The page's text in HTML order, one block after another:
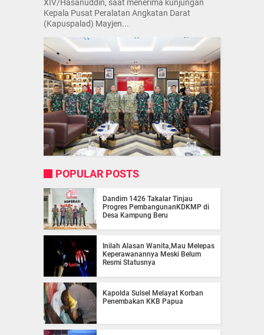
XIV/Hasanuddin, saat menerima kunjungan
Kepala Pusat Peralatan Angkatan Darat
(Kapuspalad) Mayjen...
POPULAR POSTS
Dandim 1426 Takalar Tinjau
Progres PembangunanKDKMP di
Desa Kampung Beru
Inilah Alasan Wanita,Mau Melepas
Keperawanannya Meski Belum
Resmi Statusnya
Kapolda Sulsel Melayat Korban
Penembakan KKB Papua